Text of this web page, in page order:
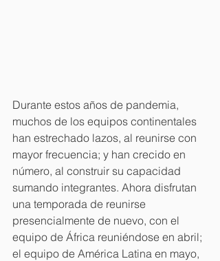
Durante estos años de pandemia,
muchos de los equipos continentales
han estrechado lazos, al reunirse con
mayor frecuencia; y han crecido en
número, al construir su capacidad
sumando integrantes. Ahora disfrutan
una temporada de reunirse
presencialmente de nuevo, con el
equipo de África reuniéndose en abril;
el equipo de América Latina en mayo,